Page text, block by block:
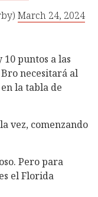
March 24, 2024
10 puntos a las
necesitará al
la tabla de
vez, comenzando
Pero para
el Florida